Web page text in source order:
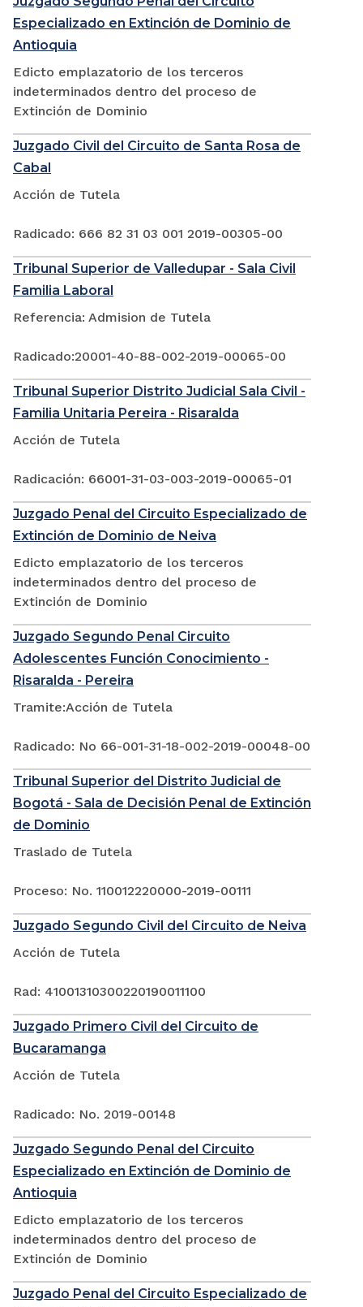
Especializado en Extinción de Dominio de
Antioquia
Edicto emplazatorio de los terceros
indeterminados dentro del proceso de
Extinción de Dominio
Juzgado Civil del Circuito de Santa Rosa de
Cabal
Acción de Tutela
Radicado: 666 82 31 03 001 2019-00305-00
Tribunal Superior de Valledupar - Sala Civil
Familia Laboral
Referencia: Admision de Tutela
Radicado:20001-40-88-002-2019-00065-00
Tribunal Superior Distrito Judicial Sala Civil -
Familia Unitaria Pereira - Risaralda
Acción de Tutela
Radicación: 66001-31-03-003-2019-00065-01
Juzgado Penal del Circuito Especializado de
Extinción de Dominio de Neiva
Edicto emplazatorio de los terceros
indeterminados dentro del proceso de
Extinción de Dominio
Juzgado Segundo Penal Circuito
Adolescentes Función Conocimiento -
Risaralda - Pereira
Tramite:Acción de Tutela
Radicado: No 66-001-31-18-002-2019-00048-00
Tribunal Superior del Distrito Judicial de
Bogotá - Sala de Decisión Penal de Extinción
de Dominio
Traslado de Tutela
Proceso: No. 110012220000-2019-00111
Juzgado Segundo Civil del Circuito de Neiva
Acción de Tutela
Rad: 41001310300220190011100
Juzgado Primero Civil del Circuito de
Bucaramanga
Acción de Tutela
Radicado: No. 2019-00148
Juzgado Segundo Penal del Circuito
Especializado en Extinción de Dominio de
Antioquia
Edicto emplazatorio de los terceros
indeterminados dentro del proceso de
Extinción de Dominio
Juzgado Penal del Circuito Especializado de